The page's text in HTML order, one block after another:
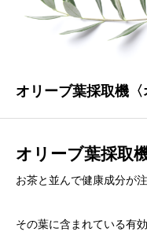
オリーブ葉採取機〈
オリーブ葉採取
お茶と並んで健康成分が
その葉に含まれている有